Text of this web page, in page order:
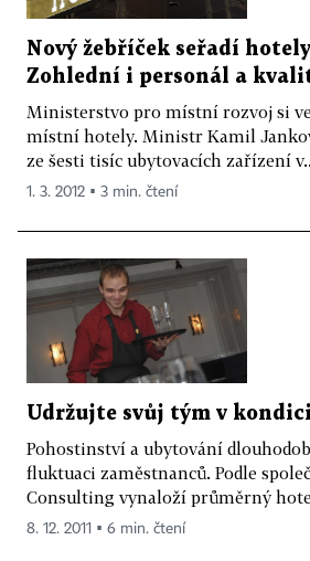
Nový žebříček seřadí
Zohlední i personál a
Ministerstvo pro místní rozvoj si
místní hotely. Ministr Kamil
ze šesti tisíc ubytovacích zařízení
1. 3. 2012 ▪ 3 min. čtení
Udržujte svůj tým v kondici
Pohostinství a ubytování
fluktuaci zaměstnanců. Podle
Consulting vynaloží průměrný
8. 12. 2011 ▪ 6 min. čtení